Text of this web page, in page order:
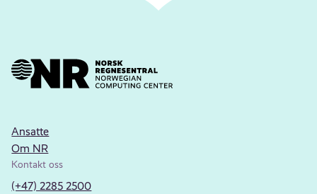
Ansatte
Om NR
Kontakt oss
(+47) 2285 2500